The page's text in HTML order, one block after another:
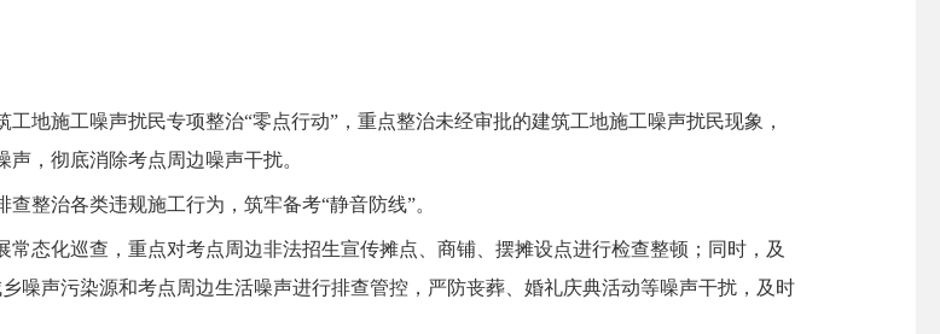
施工噪声扰民专项整治“零点行动”，重点整治未经审批的建筑工地施工噪声扰民现象，
，彻底消除考点周边噪声干扰。
治各类违规施工行为，筑牢备考“静音防线”。
化巡查，重点对考点周边非法招生宣传摊点、商铺、摆摊设点进行检查整顿；同时，及
噪声污染源和考点周边生活噪声进行排查管控，严防丧葬、婚礼庆典活动等噪声干扰，及时